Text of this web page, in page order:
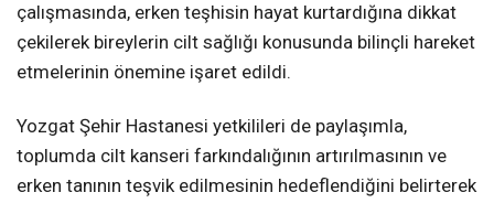
çalışmasında, erken teşhisin hayat kurtardığına dikkat
çekilerek bireylerin cilt sağlığı konusunda bilinçli hareket
etmelerinin önemine işaret edildi.
Yozgat Şehir Hastanesi yetkilileri de paylaşımla,
toplumda cilt kanseri farkındalığının artırılmasının ve
erken tanının teşvik edilmesinin hedeflendiğini belirterek